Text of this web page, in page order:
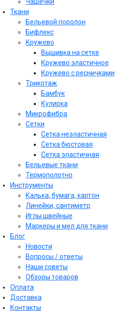
Ткани
Бельевой поролон
Бифлекс
Кружево
Вышивка на сетке
Кружево эластичное
Кружево с ресничками
Трикотаж
Бамбук
Кулирка
Микрофибра
Сетки
Сетка неэластичная
Сетка бюстовая
Сетка эластичная
Бельевые ткани
Термополотно
Инструменты
Калька, бумага, картон
Линейки, сантиметр
Иглы швейные
Маркеры и мел для ткани
Блог
Новости
Вопросы / ответы
Наши советы
Обзоры товаров
Оплата
Доставка
Контакты